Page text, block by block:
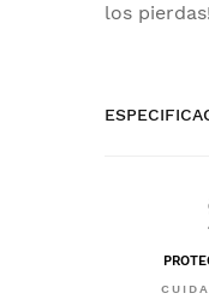
los pierdas!